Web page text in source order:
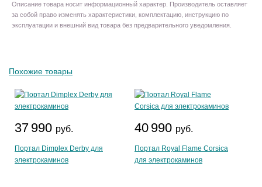
Описание товара носит информационный характер. Производитель оставляет
за собой право изменять характеристики, комплектацию, инструкцию по
эксплуатации и внешний вид товара без предварительного уведомления.
Похожие товары
37 990 руб.
Портал Dimplex Derby для
электрокаминов
40 990 руб.
Портал Royal Flame Corsica
для электрокаминов